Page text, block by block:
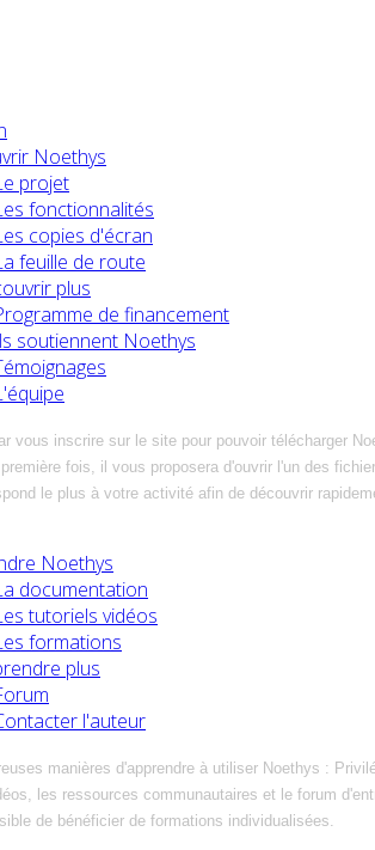
Noethys
projet
fonctionnalités
copies d'écran
feuille de route
plus
de financement
soutiennent Noethys
vous inscrire sur le site pour pouvoir télécharger
fois, il vous proposera d'ouvrir l'un des
le plus à votre activité afin de découvrir
Noethys
documentation
tutoriels vidéos
formations
plus
l'auteur
manières d'apprendre à utiliser Noethys :
les ressources communautaires et le forum
de bénéficier de formations individualisées.